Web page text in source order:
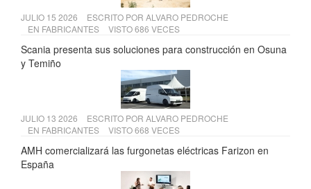
JULIO 15 2026 ESCRITO POR ALVARO PEDROCHE
EN FABRICANTES VISTO 686 VECES
Scania presenta sus soluciones para construcción en Osuna
y Temiño
JULIO 13 2026 ESCRITO POR ALVARO PEDROCHE
EN FABRICANTES VISTO 668 VECES
AMH comercializará las furgonetas eléctricas Farizon en
España